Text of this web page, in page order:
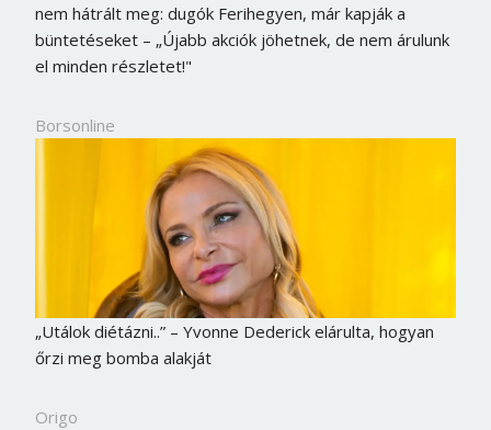
nem hátrált meg: dugók Ferihegyen, már kapják a
büntetéseket – „Újabb akciók jöhetnek, de nem árulunk
el minden részletet!"
Borsonline
„Utálok diétázni..” – Yvonne Dederick elárulta, hogyan
őrzi meg bomba alakját
Origo